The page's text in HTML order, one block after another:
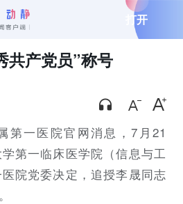
打开
共产党员”称号
第一医院官网消息，7月21
第一临床医学院（信息与工
院党委决定，追授李晟同志